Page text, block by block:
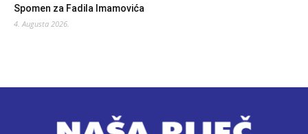
Spomen za Fadila Imamovića
4. Augusta 2026.